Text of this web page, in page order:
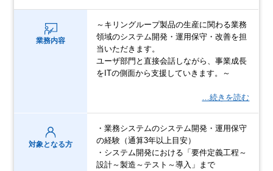
業務内容
～キリングループ製品の生産に関わる業務
領域のシステム開発・運用保守・改善を担
当いただきます。
ユーザ部門と直接会話しながら、事業成長
をITの側面から支援していきます。～
…続きを読む
対象となる方
・業務システムのシステム開発・運用保守
の経験（通算3年以上目安）
・システム開発における「要件定義工程～
設計～製造～テスト～導入」まで